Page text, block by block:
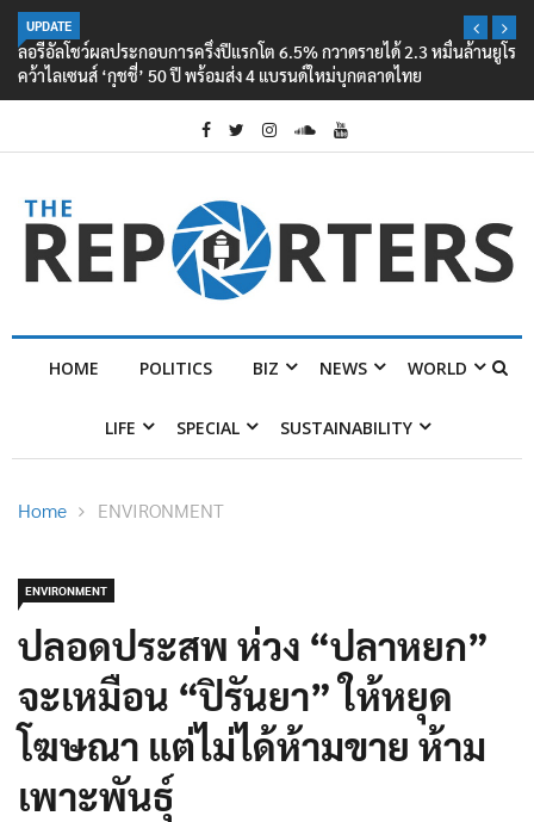
UPDATE
ลอรีอัลโชว์ผลประกอบการครึ่งปีแรกโต 6.5% กวาดรายได้ 2.3 หมื่นล้านยูโร
คว้าไลเซนส์ ‘กุชชี่’ 50 ปี พร้อมส่ง 4 แบรนด์ใหม่บุกตลาดไทย
HOME POLITICS BIZ NEWS WORLD
LIFE SPECIAL SUSTAINABILITY
Home ENVIRONMENT
ENVIRONMENT
ปลอดประสพ ห่วง “ปลาหยก”
จะเหมือน “ปิรันยา” ให้หยุด
โฆษณา แต่ไม่ได้ห้ามขาย ห้าม
เพาะพันธุ์